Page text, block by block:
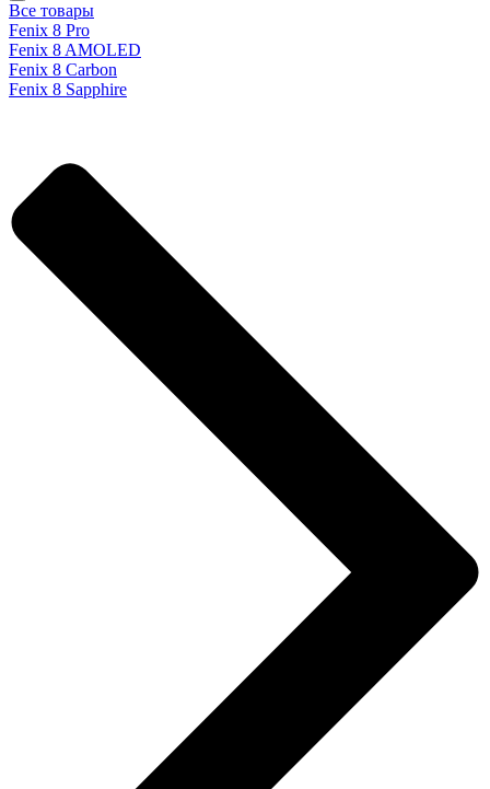
Все товары
Fenix 8 Pro
Fenix 8 AMOLED
Fenix 8 Carbon
Fenix 8 Sapphire